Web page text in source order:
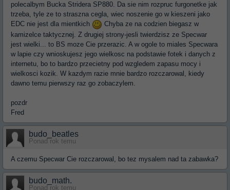
polecalbym Bucka Stridera SP880. Da sie nim rozpruc furgonetke jak
trzeba, tyle ze to straszna cegla, wiec noszenie go w kieszeni jako
EDC nie jest dla mientkich
Chyba ze na codzien biegasz w
kamizelce taktycznej. Z drugiej strony-jesli twierdzisz ze Specwar
jest wielki... to BS moze Cie przerazic. A w ogole to miales Specwara
w lapie czy wnioskujesz jego wielkosc na podstawie fotek i danych z
internetu, bo to bardzo przecietny pod wzgledem zapasu mocy i
wielkosci kozik. W kazdym razie mnie bardzo rozczarowal, kiedy
dawno temu pierwszy raz go zobaczylem.
pozdr
Fred
budo_beatles
Ponad rok temu
A czemu Specwar Cie rozczarowal, bo tez mysalem nad ta zabawka?
budo_math.
Ponad rok temu